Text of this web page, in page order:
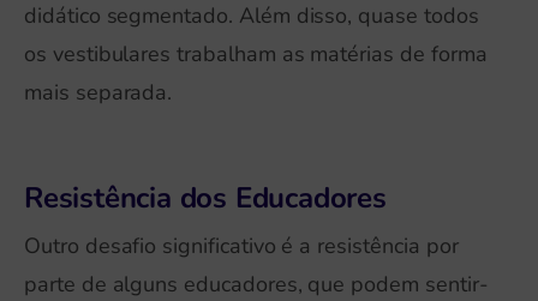
didático segmentado. Além disso, quase todos
os vestibulares trabalham as matérias de forma
mais separada.
Resistência dos Educadores
Outro desafio significativo é a resistência por
parte de alguns educadores, que podem sentir-